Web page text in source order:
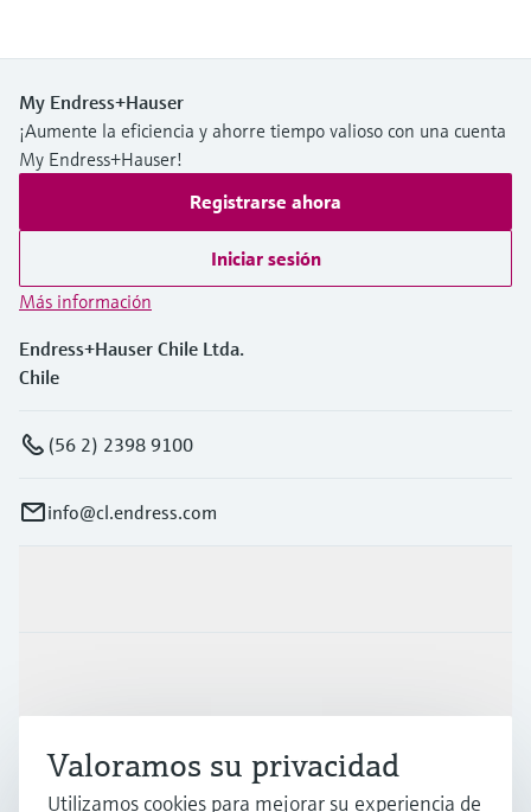
My Endress+Hauser
¡Aumente la eficiencia y ahorre tiempo valioso con una cuenta
My Endress+Hauser!
Registrarse ahora
Iniciar sesión
Más información
Endress+Hauser Chile Ltda.
Chile
(56 2) 2398 9100
info@cl.endress.com
Soporte
Valoramos su privacidad
Utilizamos cookies para mejorar su experiencia de